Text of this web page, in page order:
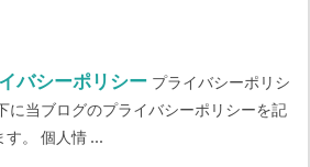
バシーポリシー プライバシーポリシ
に当ブログのプライバシーポリシーを記
す。 個人情 ...